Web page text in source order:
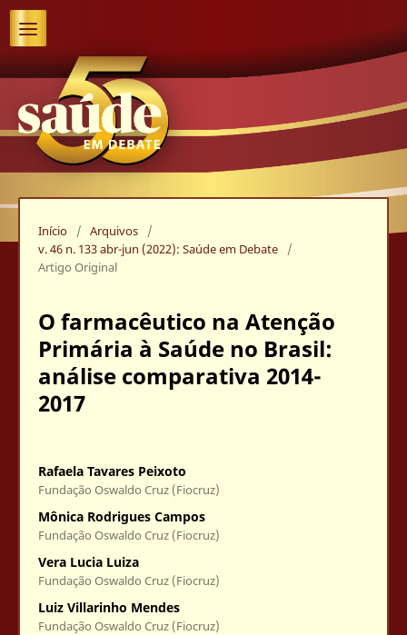
Início / Arquivos
/
v. 46 n. 133 abr-jun (2022): Saúde em Debate
/
Artigo Original
O farmacêutico na Atenção
Primária à Saúde no Brasil:
análise comparativa 2014-
2017
Rafaela Tavares Peixoto
Fundação Oswaldo Cruz (Fiocruz)
Mônica Rodrigues Campos
Fundação Oswaldo Cruz (Fiocruz)
Vera Lucia Luiza
Fundação Oswaldo Cruz (Fiocruz)
Luiz Villarinho Mendes
Fundação Oswaldo Cruz (Fiocruz)